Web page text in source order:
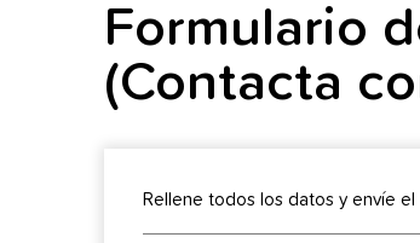
Formulario
(Contacta
Rellene todos los datos y envíe